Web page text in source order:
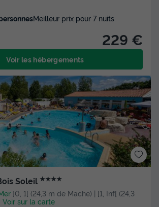
Meilleur prix pour 7 nuits
229 €
Voir les hébergements
Soleil ★★★★
]0, 1[ (24,3 m de Mache) | [1, Inf[ (24,3
Voir sur la carte